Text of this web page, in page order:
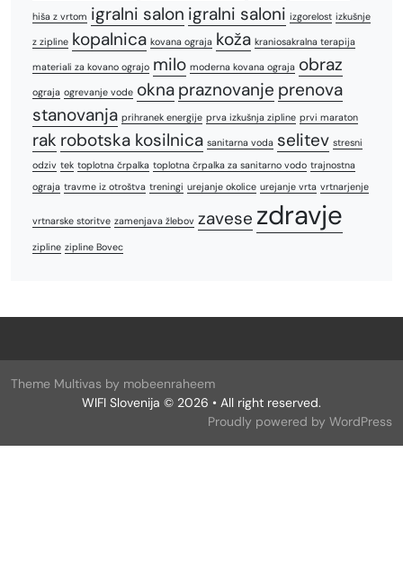
hiša z vrtom igralni salon igralni saloni izgorelost izkušnje
z zipline kopalnica kovana ograja koža kraniosakralna terapija
materiali za kovano ograjo milo moderna kovana ograja obraz
ograja ogrevanje vode okna praznovanje prenova
stanovanja prihranek energije prva izkušnja zipline prvi maraton
rak robotska kosilnica sanitarna voda selitev stresni
odziv tek toplotna črpalka toplotna črpalka za sanitarno vodo trajnostna
ograja travme iz otroštva treningi urejanje okolice urejanje vrta vrtnarjenje
vrtnarske storitve zamenjava žlebov zavese zdravje
zipline zipline Bovec
Theme Multivas by mobeenraheem
WIFI Slovenija © 2026 • All right reserved.
Proudly powered by WordPress